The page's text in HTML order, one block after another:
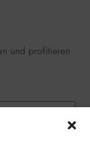
und profitieren